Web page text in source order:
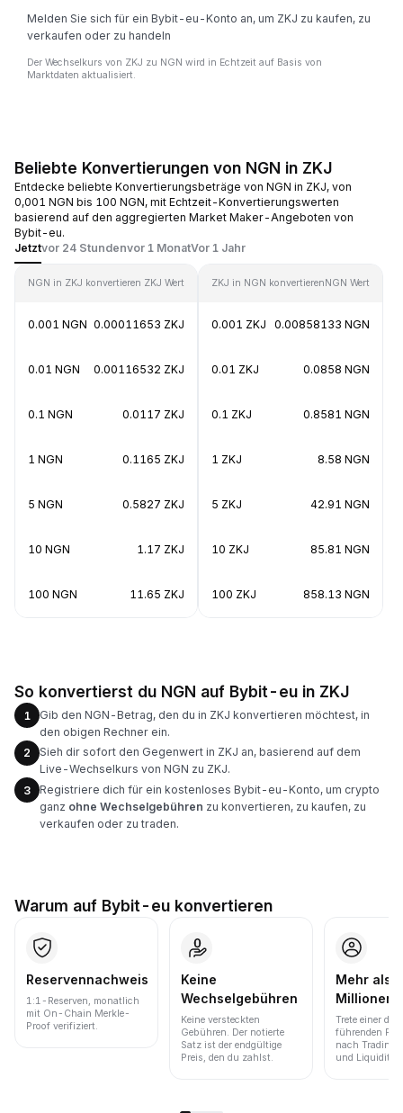
Melden Sie sich für ein Bybit-eu-Konto an, um ZKJ zu kaufen, zu
verkaufen oder zu handeln
Der Wechselkurs von ZKJ zu NGN wird in Echtzeit auf Basis von
Marktdaten aktualisiert.
Beliebte Konvertierungen von NGN in ZKJ
Entdecke beliebte Konvertierungsbeträge von NGN in ZKJ, von
0,001 NGN bis 100 NGN, mit Echtzeit-Konvertierungswerten
basierend auf den aggregierten Market Maker-Angeboten von
Bybit-eu.
Jetztvor 24 Stundenvor 1 MonatVor 1 Jahr
NGN in ZKJ konvertieren ZKJ Wert
0.001 NGN 0.00011653 ZKJ
0.01 NGN 0.00116532 ZKJ
0.1 NGN 0.0117 ZKJ
1 NGN 0.1165 ZKJ
5 NGN 0.5827 ZKJ
10 NGN 1.17 ZKJ
100 NGN 11.65 ZKJ
ZKJ in NGN konvertierenNGN Wert
0.001 ZKJ 0.00858133 NGN
0.01 ZKJ 0.0858 NGN
0.1 ZKJ 0.8581 NGN
1 ZKJ 8.58 NGN
5 ZKJ 42.91 NGN
10 ZKJ 85.81 NGN
100 ZKJ 858.13 NGN
So konvertierst du NGN auf Bybit-eu in ZKJ
1
Gib den NGN-Betrag, den du in ZKJ konvertieren möchtest, in
den obigen Rechner ein.
2
Sieh dir sofort den Gegenwert in ZKJ an, basierend auf dem
Live-Wechselkurs von NGN zu ZKJ.
3
Registriere dich für ein kostenloses Bybit-eu-Konto, um crypto
ganz ohne Wechselgebühren zu konvertieren, zu kaufen, zu
verkaufen oder zu traden.
Warum auf Bybit-eu konvertieren
Reservennachweis
1:1-Reserven, monatlich
mit On-Chain Merkle-
Proof verifiziert.
Keine
Wechselgebühren
Keine versteckten
Gebühren. Der notierte
Satz ist der endgültige
Preis, den du zahlst.
Mehr als
Millionen
Trete einer der
führenden
nach Trading-
und Liquidität